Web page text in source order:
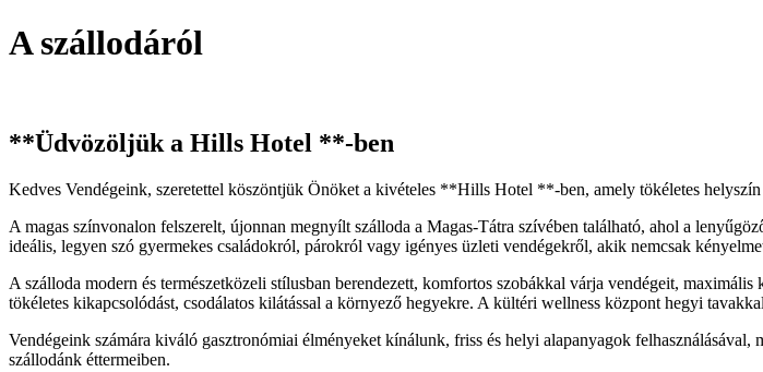
A szállodáról
**Üdvözöljük a Hills Hotel **-ben
Kedves Vendégeink, szeretettel köszöntjük Önöket a kivételes **Hills Hotel **-ben, amely tökéletes
A magas színvonalon felszerelt, újonnan megnyílt szálloda a Magas-Tátra szívében található, ahol a
ideális, legyen szó gyermekes családokról, párokról vagy igényes üzleti vendégekről, akik nemcsak
A szálloda modern és természetközeli stílusban berendezett, komfortos szobákkal várja vendégeit,
tökéletes kikapcsolódást, csodálatos kilátással a környező hegyekre. A kültéri wellness központ hegyi
Vendégeink számára kiváló gasztronómiai élményeket kínálunk, friss és helyi alapanyagok
szállodánk éttermeiben.